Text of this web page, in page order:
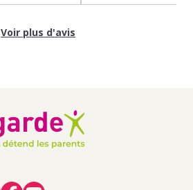
Voir plus d'avis